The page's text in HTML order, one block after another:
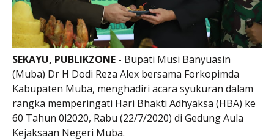
SEKAYU, PUBLIKZONE - Bupati Musi Banyuasin
(Muba) Dr H Dodi Reza Alex bersama Forkopimda
Kabupaten Muba, menghadiri acara syukuran dalam
rangka memperingati Hari Bhakti Adhyaksa (HBA) ke
60 Tahun 0l2020, Rabu (22/7/2020) di Gedung Aula
Kejaksaan Negeri Muba.